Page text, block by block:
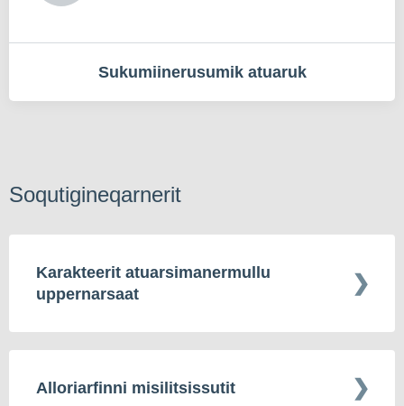
Sukumiinerusumik atuaruk
Soqutigineqarnerit
Karakteerit atuarsimanermullu
uppernarsaat
Alloriarfinni misilitsissutit